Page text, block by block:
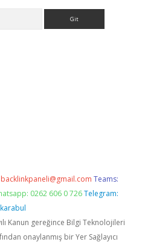
backlinkpaneli@gmail.com Teams:
0262 606 0 726 Telegram:
Kanun gereğince Bilgi Teknolojileri
onaylanmış bir Yer Sağlayıcı